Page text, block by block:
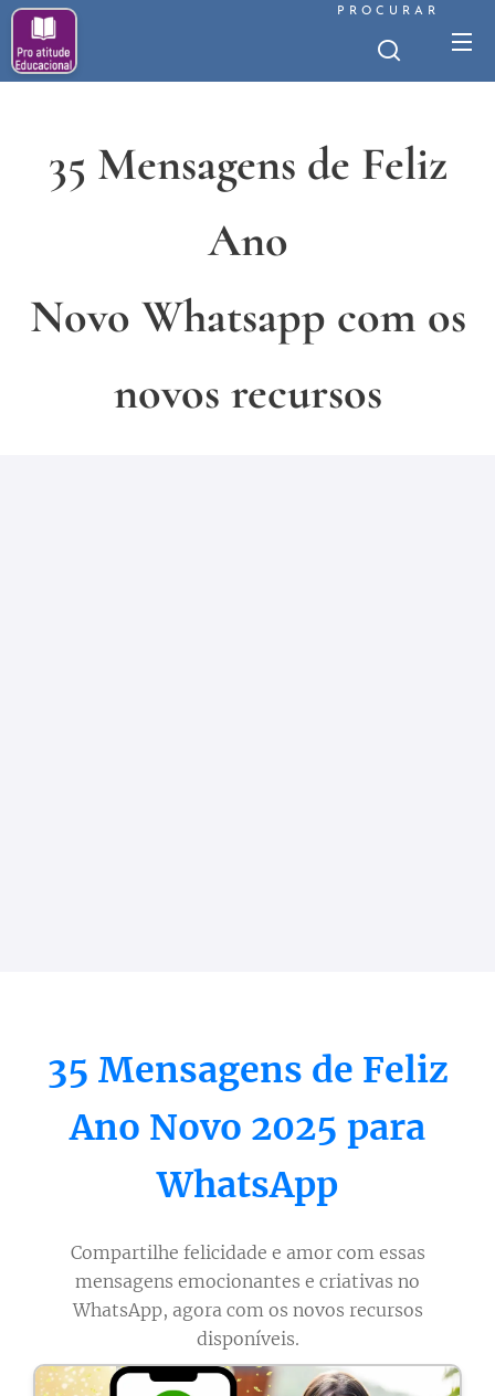
PROCURAR
35 Mensagens de Feliz
Ano
Novo Whatsapp com os
novos recursos
35 Mensagens de Feliz
Ano Novo 2025 para
WhatsApp
Compartilhe felicidade e amor com essas
mensagens emocionantes e criativas no
WhatsApp, agora com os novos recursos
disponíveis.